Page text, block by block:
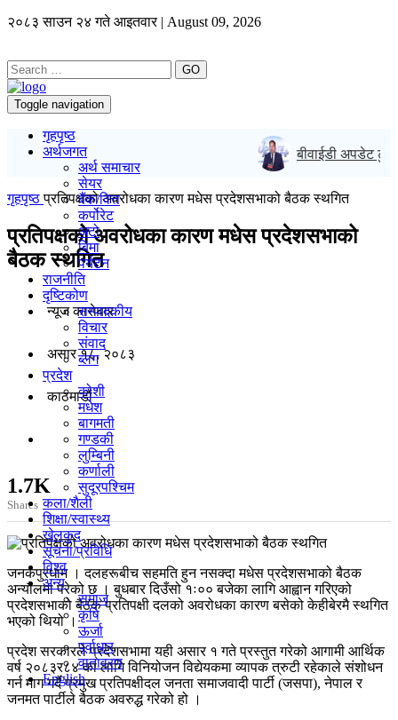
२०८३ साउन २४ गते आइतवार | August 09, 2026
GO
Toggle navigation
गृहपृष्ठ
अर्थजगत
अर्थ समाचार
सेयर
बैंक/वित्त
कर्पोरेट
अटो
बिमा
पर्यटन
राजनीति
दृष्टिकोण
सम्पादकीय
विचार
संवाद
ब्लग
प्रदेश
कोशी
मधेश
बागमती
गण्डकी
लुम्बिनी
कर्णाली
सुदूरपश्चिम
कला/शैली
शिक्षा/स्वास्थ्य
खेलकुद
सूचना/प्रविधि
विश्व
अन्य
समाज
कृषि
ऊर्जा
पूर्वाधार
वातावरण
English
बीवाईडी अपडेट टु
गृहपृष्ठप्रतिपक्षको अवरोधका कारण मधेस प्रदेशसभाको बैठक स्थगित
प्रतिपक्षको अवरोधका कारण मधेस प्रदेशसभाको
बैठक स्थगित
न्यूज काराेबार
असार १८, २०८३
काठमाडाैं
1.7K
Shares
जनकपुरधाम । दलहरूबीच सहमति हुन नसक्दा मधेस प्रदेशसभाको बैठक
अन्यौलमा परेको छ । बुधबार दिउँसो १ः०० बजेका लागि आह्वान गरिएको
प्रदेशसभाको बैठक प्रतिपक्षी दलको अवरोधका कारण बसेको केहीबेरमै स्थगित
भएको थियो ।
प्रदेश सरकारले प्रदेशसभामा यही असार १ गते प्रस्तुत गरेको आगामी आर्थिक
वर्ष २०८३र८४ का लागि विनियोजन विद्येयकमा व्यापक त्रुटी रहेकाले संशोधन
गर्न माग गर्दै प्रमुख प्रतिपक्षीदल जनता समाजवादी पार्टी (जसपा), नेपाल र
जनमत पार्टीले बैठक अवरुद्ध गरेको हो ।